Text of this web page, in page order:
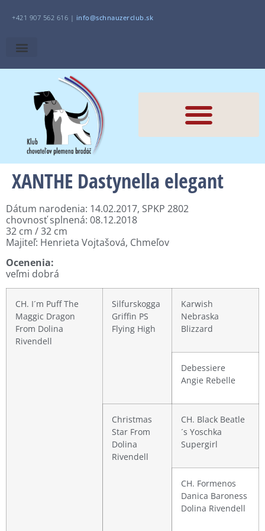
+421 907 562 616 | info@schnauzerclub.sk
XANTHE Dastynella elegant
Dátum narodenia: 14.02.2017, SPKP 2802
chovnosť splnená: 08.12.2018
32 cm / 32 cm
Majiteľ: Henrieta Vojtašová, Chmeľov
Ocenenia:
veľmi dobrá
CH. I´m Puff The
Maggic Dragon
From Dolina
Rivendell
Silfurskogga
Griffin PS
Flying High
Karwish
Nebraska
Blizzard
Debessiere
Angie Rebelle
Christmas
Star From
Dolina
Rivendell
CH. Black Beatle
´s Yoschka
Supergirl
CH. Formenos
Danica Baroness
Dolina Rivendell